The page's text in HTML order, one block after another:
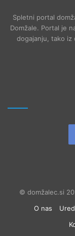
Spletni portal
Domžale. Portal je
dogajanju, tako iz
© domžalec.si
O nas